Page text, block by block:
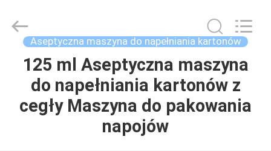
DOMU
Machinery
Reserved.
Aseptyczna maszyna do napełniania kartonów
125 ml Aseptyczna maszyna
do napełniania kartonów z
cegły Maszyna do pakowania
napojów